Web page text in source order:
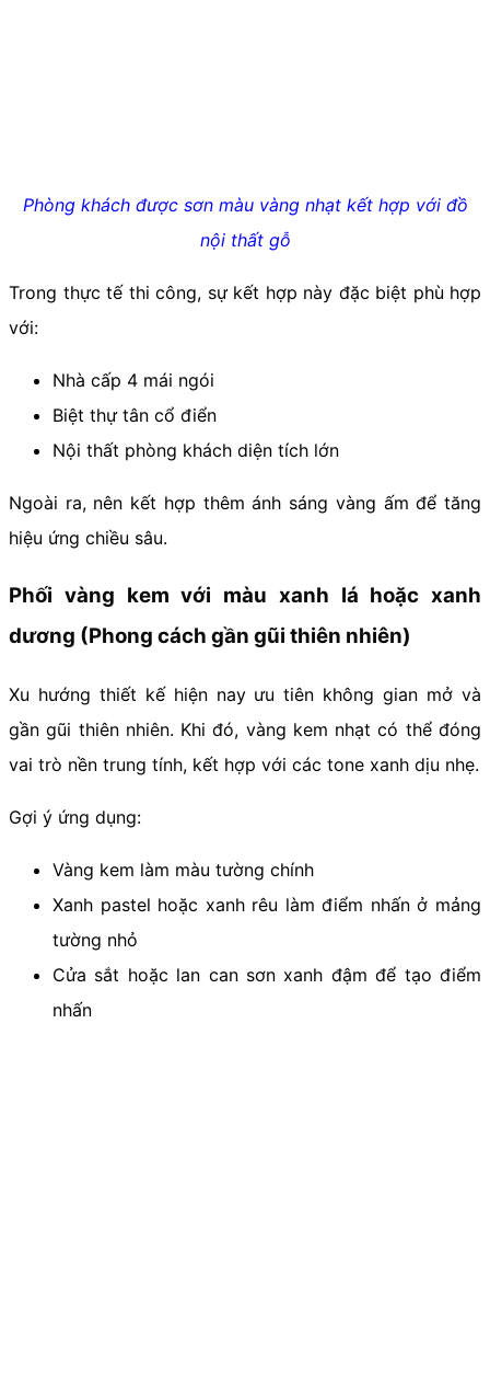
Phòng khách được sơn màu vàng nhạt kết hợp với đồ
nội thất gỗ
Trong thực tế thi công, sự kết hợp này đặc biệt phù hợp
với:
Nhà cấp 4 mái ngói
Biệt thự tân cổ điển
Nội thất phòng khách diện tích lớn
Ngoài ra, nên kết hợp thêm ánh sáng vàng ấm để tăng
hiệu ứng chiều sâu.
Phối vàng kem với màu xanh lá hoặc xanh
dương (Phong cách gần gũi thiên nhiên)
Xu hướng thiết kế hiện nay ưu tiên không gian mở và
gần gũi thiên nhiên. Khi đó, vàng kem nhạt có thể đóng
vai trò nền trung tính, kết hợp với các tone xanh dịu nhẹ.
Gợi ý ứng dụng:
Vàng kem làm màu tường chính
Xanh pastel hoặc xanh rêu làm điểm nhấn ở mảng
tường nhỏ
Cửa sắt hoặc lan can sơn xanh đậm để tạo điểm
nhấn